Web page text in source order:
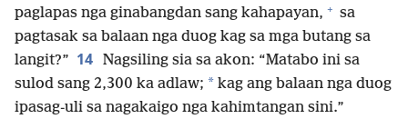
paglapas nga ginabangdan sang kahapayan, + sa
pagtasak sa balaan nga duog kag sa mga butang sa
langit?” 14 Nagsiling sia sa akon: “Matabo ini sa
sulod sang 2,300 ka adlaw; * kag ang balaan nga duog
ipasag-uli sa nagakaigo nga kahimtangan sini.”